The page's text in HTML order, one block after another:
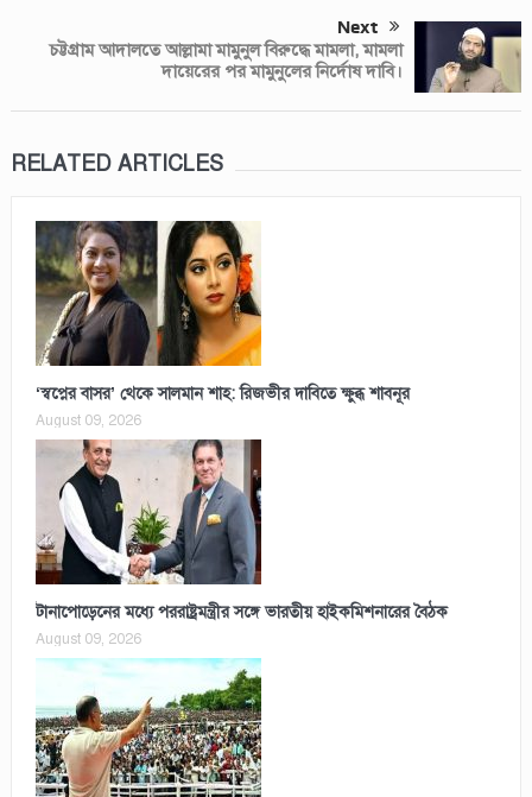
Next
চট্টগ্রাম আদালতে আল্লামা মামুনুল বিরুদ্ধে মামলা, মামলা
দায়েরের পর মামুনুলের নির্দোষ দাবি।
RELATED ARTICLES
‘স্বপ্নের বাসর’ থেকে সালমান শাহ: রিজভীর দাবিতে ক্ষুব্ধ শাবনূর
August 09, 2026
টানাপোড়েনের মধ্যে পররাষ্ট্রমন্ত্রীর সঙ্গে ভারতীয় হাইকমিশনারের বৈঠক
August 09, 2026